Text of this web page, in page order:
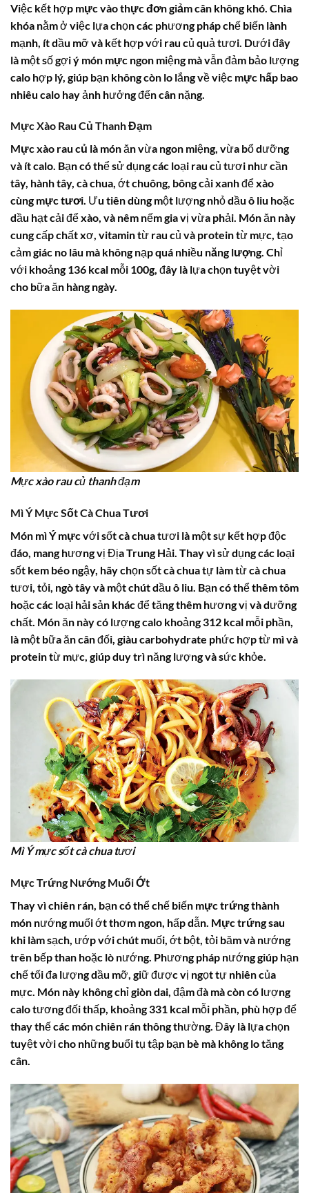
Việc kết hợp mựcvàothực đơn giảm cân không khó. Chìa
khóa nằm ở việc lựa chọn các phương pháp chế biến lành
mạnh, ít dầu mỡ và kết hợp với rau củ quả tươi. Dưới đây
là một số gợi ý món mực ngon miệng mà vẫn đảm bảo lượng
calo hợp lý, giúp bạn không còn lo lắng về việc mực hấp bao
nhiêu calo hay ảnh hưởng đến cân nặng.
Mực Xào Rau Củ Thanh Đạm
Mực xào rau củ là món ăn vừa ngon miệng, vừa bổ dưỡng
và ít calo. Bạn có thể sử dụng các loại rau củ tươi như cần
tây, hành tây, cà chua, ớt chuông, bông cải xanh để xào
cùngmực tươi. Ưu tiên dùng một lượng nhỏ dầu ô liu hoặc
dầu hạt cải để xào, và nêm nếm gia vị vừa phải. Món ăn này
cung cấp chất xơ, vitamin từ rau củ và proteintừ mực, tạo
cảm giác no lâu mà không nạp quá nhiều năng lượng. Chỉ
với khoảng 136 kcal mỗi 100g, đây là lựa chọn tuyệt vời
cho bữa ăn hàng ngày.
Mực xào rau củ thanh đạm
Mì Ý Mực Sốt Cà Chua Tươi
Món mì Ý mựcvới sốt cà chua tươi là một sự kết hợp độc
đáo, mang hương vị Địa Trung Hải. Thay vì sử dụng các loại
sốt kem béo ngậy, hãy chọn sốt cà chua tự làm từ cà chua
tươi, tỏi, ngò tây và một chút dầu ô liu. Bạn có thể thêm tôm
hoặc các loại hải sản khác để tăng thêm hương vị và dưỡng
chất. Món ăn này có lượng calo khoảng 312 kcal mỗi phần,
là một bữa ăn cân đối, giàu carbohydrate phức hợp từ mì và
proteintừ mực, giúp duy trì năng lượng và sức khỏe.
Mì Ý mực sốt cà chua tươi
Mực Trứng Nướng Muối Ớt
Thay vì chiên rán, bạn có thể chế biến mực trứngthành
món nướng muối ớt thơm ngon, hấp dẫn. Mực trứngsau
khi làm sạch, ướp với chút muối, ớt bột, tỏi băm và nướng
trên bếp than hoặc lò nướng. Phương pháp nướng giúp hạn
chế tối đa lượng dầu mỡ, giữ được vị ngọt tự nhiên của
mực. Món này không chỉ giòn dai, đậm đà mà còn có lượng
calotương đối thấp, khoảng 331 kcal mỗi phần, phù hợp để
thay thế các món chiên rán thông thường. Đây là lựa chọn
tuyệt vời cho những buổi tụ tập bạn bè mà không lo tăng
cân.